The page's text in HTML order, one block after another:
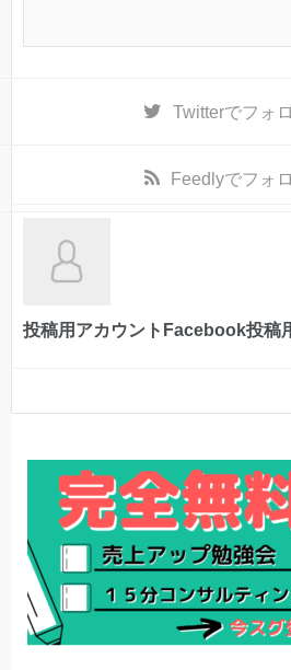
Twitterでフォ
Feedlyでフォ
投稿用アカウントFacebook投稿